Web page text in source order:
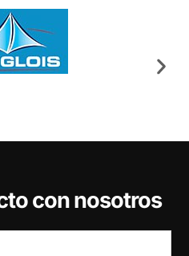
con nosotros